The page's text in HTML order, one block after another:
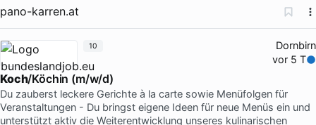
pano-karren.at
Dornbirn
vor 5 T
Koch/Köchin (m/w/d)
Du zauberst leckere Gerichte à la carte sowie Menüfolgen für
Veranstaltungen - Du bringst eigene Ideen für neue Menüs ein und
unterstützt aktiv die Weiterentwicklung unseres kulinarischen
10